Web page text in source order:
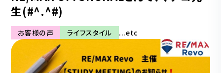
生(#^.^#)
お客様の声 ライフスタイル ...etc